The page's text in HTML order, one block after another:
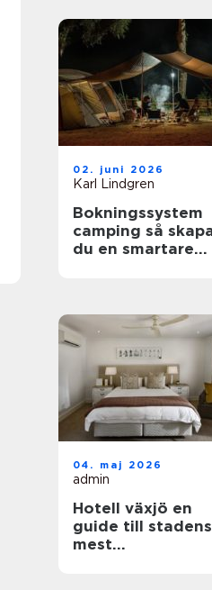
02. juni 2026
Karl Lindgren
Bokningssystem
camping så skapar
du en smartare
04. maj 2026
admin
Hotell växjö en
guide till stadens
mest